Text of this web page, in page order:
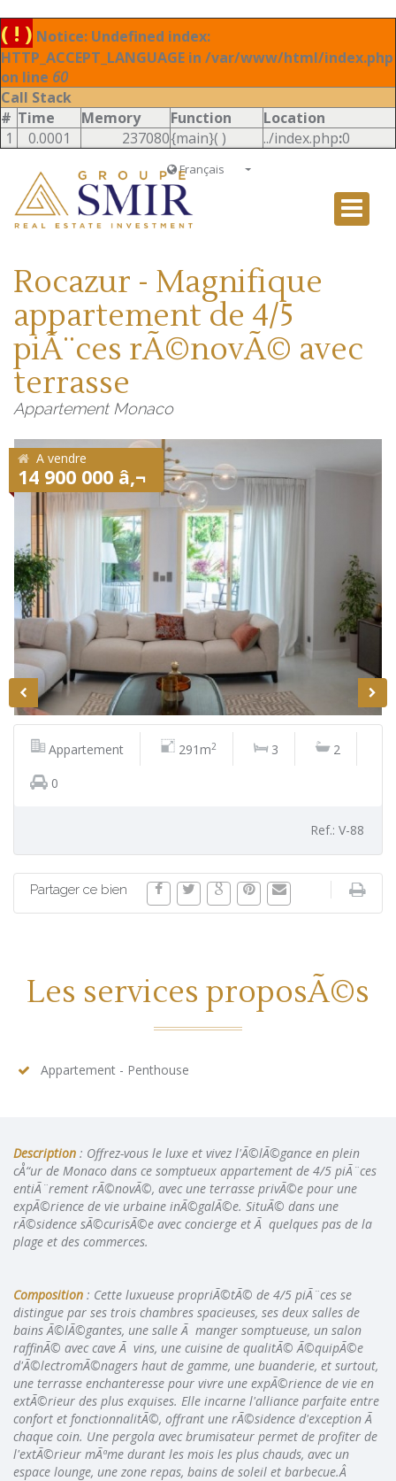
( ! ) Notice: Undefined index:
HTTP_ACCEPT_LANGUAGE in /var/www/html/index.php
on line 60
Call Stack
# Time Memory Function
Location
1
0.0001 237080{main}( ) ../index.php:0
Français
Italiano
Rocazur - Magnifique
appartement de 4/5
piÃ¨ces rÃ©novÃ© avec
terrasse
Appartement Monaco
A vendre
14 900 000 â‚¬
Appartement 291m2 3
2
0
Ref.: V-88
Partager ce bien
Les services proposÃ©s
Appartement - Penthouse
Description : Offrez-vous le luxe et vivez l'Ã©lÃ©gance en plein
cÅ“ur de Monaco dans ce somptueux appartement de 4/5 piÃ¨ces
entiÃ¨rement rÃ©novÃ©, avec une terrasse privÃ©e pour une
expÃ©rience de vie urbaine inÃ©galÃ©e. SituÃ© dans une
rÃ©sidence sÃ©curisÃ©e avec concierge et Ã quelques pas de la
plage et des commerces.
Composition : Cette luxueuse propriÃ©tÃ© de 4/5 piÃ¨ces se
distingue par ses trois chambres spacieuses, ses deux salles de
bains Ã©lÃ©gantes, une salle Ã manger somptueuse, un salon
raffinÃ© avec cave Ã vins, une cuisine de qualitÃ© Ã©quipÃ©e
d'Ã©lectromÃ©nagers haut de gamme, une buanderie, et surtout,
une terrasse enchanteresse pour vivre une expÃ©rience de vie en
extÃ©rieur des plus exquises. Elle incarne l'alliance parfaite entre
confort et fonctionnalitÃ©, offrant une rÃ©sidence d'exception Ã
chaque coin. Une pergola avec brumisateur permet de profiter de
l'extÃ©rieur mÃªme durant les mois les plus chauds, avec un
espace lounge, une zone repas, bains de soleil et barbecue.Â